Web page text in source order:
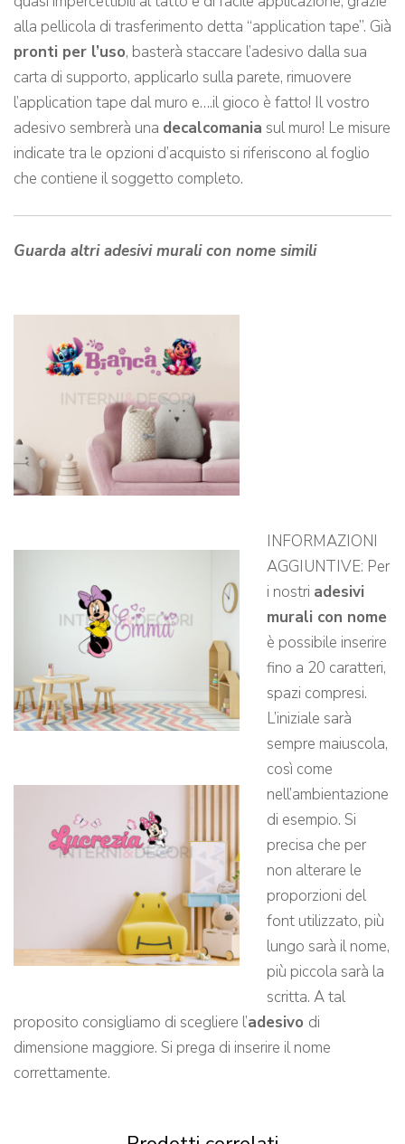
alla pellicola di trasferimento detta “application tape”. Già
pronti per l’uso, basterà staccare l’adesivo dalla sua
carta di supporto, applicarlo sulla parete, rimuovere
l’application tape dal muro e….il gioco è fatto! Il vostro
adesivo sembrerà una decalcomania sul muro! Le misure
indicate tra le opzioni d’acquisto si riferiscono al foglio
che contiene il soggetto completo.
Guarda altri adesivi murali con nome simili
INFORMAZIONI
AGGIUNTIVE: Per
i nostri adesivi
murali con nome
è possibile inserire
fino a 20 caratteri,
spazi compresi.
L’iniziale sarà
sempre maiuscola,
così come
nell’ambientazione
di esempio. Si
precisa che per
non alterare le
proporzioni del
font utilizzato, più
lungo sarà il nome,
più piccola sarà la
scritta. A tal
proposito consigliamo di scegliere l’adesivo di
dimensione maggiore. Si prega di inserire il nome
correttamente.